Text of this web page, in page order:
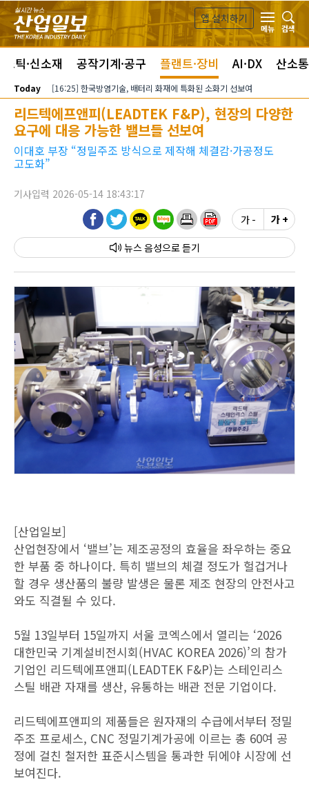
본문 바로가기
앱 설치하기
메뉴
검색
틱·신소재 공작기계·공구 플랜트·장비 AI·DX 산소통
Today [16:25] 한국방염기술, 배터리 화재에 특화된 소화기 선보여
리드텍에프앤피(LEADTEK F&P), 현장의 다양한
요구에 대응 가능한 밸브들 선보여
이대호 부장 “정밀주조 방식으로 제작해 체결감·가공정도
고도화”
기사입력 2026-05-14 18:43:17
뉴스 음성
가 - 가 +
[산업일보]
산업현장에서 ‘밸브’는 제조공정의 효율을 좌우하는 중요
한 부품 중 하나이다. 특히 밸브의 체결 정도가 헐겁거나
할 경우 생산품의 불량 발생은 물론 제조 현장의 안전사고
와도 직결될 수 있다.
5월 13일부터 15일까지 서울 코엑스에서 열리는 ‘2026
대한민국 기계설비전시회(HVAC KOREA 2026)’의 참가
기업인 리드텍에프앤피(LEADTEK F&P)는 스테인리스
스틸 배관 자재를 생산, 유통하는 배관 전문 기업이다.
리드텍에프앤피의 제품들은 원자재의 수급에서부터 정밀
주조 프로세스, CNC 정밀기계가공에 이르는 총 60여 공
정에 걸친 철저한 표준시스템을 통과한 뒤에야 시장에 선
보여진다.